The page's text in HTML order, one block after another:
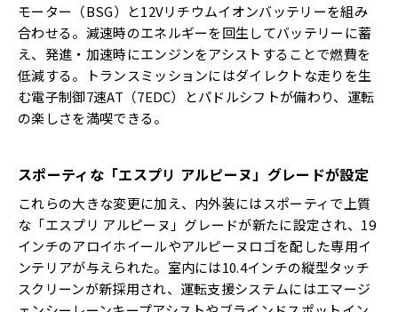
モーター（BSG）と12Vリチウムイオンバッテリーを組み
合わせる。減速時のエネルギーを回生してバッテリーに蓄
え、発進・加速時にエンジンをアシストすることで燃費を
低減する。トランスミッションにはダイレクトな走りを生
む電子制御7速AT（7EDC）とパドルシフトが備わり、運転
の楽しさを満喫できる。
スポーティな「エスプリ アルピーヌ」グレードが設定
これらの大きな変更に加え、内外装にはスポーティで上質
な「エスプリ アルピーヌ」グレードが新たに設定され、19
インチのアロイホイールやアルピーヌロゴを配した専用イ
ンテリアが与えられた。室内には10.4インチの縦型タッチ
スクリーンが新採用され、運転支援システムにはエマージ